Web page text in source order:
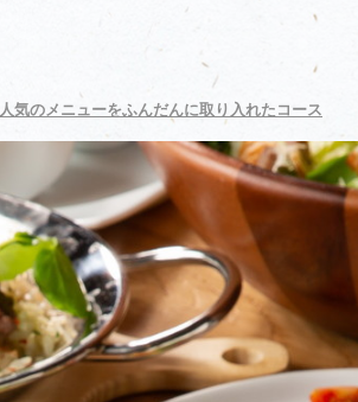
人気のメニューをふんだんに取り入れたコース